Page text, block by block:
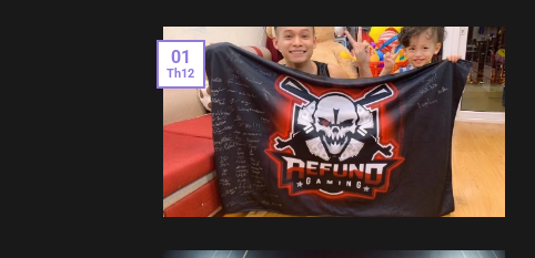
01
Th12